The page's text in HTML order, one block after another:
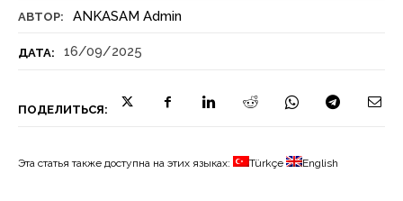
АВТОР: ANKASAM Admin
ДАТА: 16/09/2025
ПОДЕЛИТЬСЯ:
Эта статья также доступна на этих языках: Türkçe English